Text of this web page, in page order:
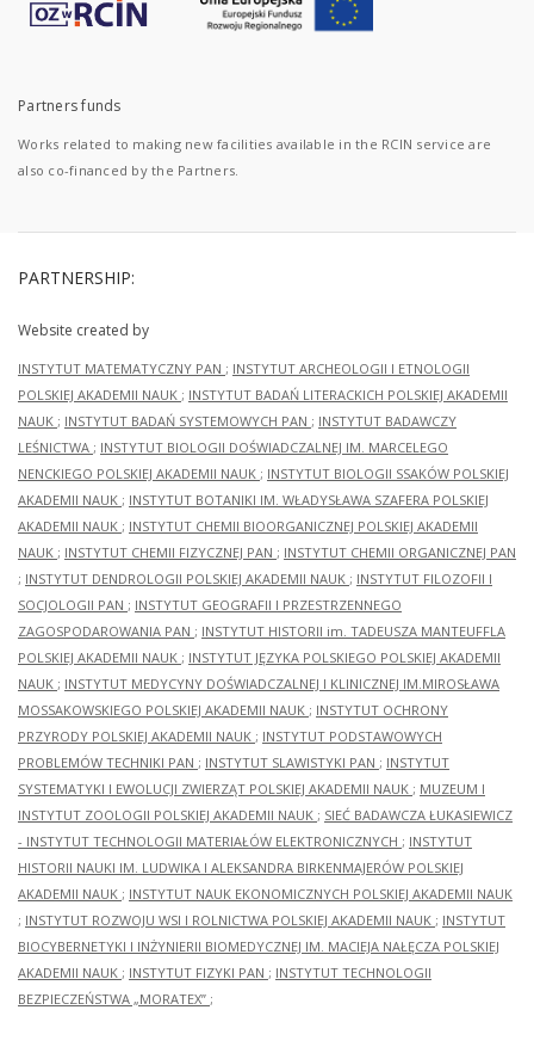
Partners funds
Works related to making new facilities available in the RCIN service are
also co-financed by the Partners.
PARTNERSHIP:
Website created by
INSTYTUT MATEMATYCZNY PAN ; INSTYTUT ARCHEOLOGII I ETNOLOGII
POLSKIEJ AKADEMII NAUK ; INSTYTUT BADAŃ LITERACKICH POLSKIEJ AKADEMII
NAUK ; INSTYTUT BADAŃ SYSTEMOWYCH PAN ; INSTYTUT BADAWCZY
LEŚNICTWA ; INSTYTUT BIOLOGII DOŚWIADCZALNEJ IM. MARCELEGO
NENCKIEGO POLSKIEJ AKADEMII NAUK ; INSTYTUT BIOLOGII SSAKÓW POLSKIEJ
AKADEMII NAUK ; INSTYTUT BOTANIKI IM. WŁADYSŁAWA SZAFERA POLSKIEJ
AKADEMII NAUK ; INSTYTUT CHEMII BIOORGANICZNEJ POLSKIEJ AKADEMII
NAUK ; INSTYTUT CHEMII FIZYCZNEJ PAN ; INSTYTUT CHEMII ORGANICZNEJ PAN
; INSTYTUT DENDROLOGII POLSKIEJ AKADEMII NAUK ; INSTYTUT FILOZOFII I
SOCJOLOGII PAN ; INSTYTUT GEOGRAFII I PRZESTRZENNEGO
ZAGOSPODAROWANIA PAN ; INSTYTUT HISTORII im. TADEUSZA MANTEUFFLA
POLSKIEJ AKADEMII NAUK ; INSTYTUT JĘZYKA POLSKIEGO POLSKIEJ AKADEMII
NAUK ; INSTYTUT MEDYCYNY DOŚWIADCZALNEJ I KLINICZNEJ IM.MIROSŁAWA
MOSSAKOWSKIEGO POLSKIEJ AKADEMII NAUK ; INSTYTUT OCHRONY
PRZYRODY POLSKIEJ AKADEMII NAUK ; INSTYTUT PODSTAWOWYCH
PROBLEMÓW TECHNIKI PAN ; INSTYTUT SLAWISTYKI PAN ; INSTYTUT
SYSTEMATYKI I EWOLUCJI ZWIERZĄT POLSKIEJ AKADEMII NAUK ; MUZEUM I
INSTYTUT ZOOLOGII POLSKIEJ AKADEMII NAUK ; SIEĆ BADAWCZA ŁUKASIEWICZ
- INSTYTUT TECHNOLOGII MATERIAŁÓW ELEKTRONICZNYCH ; INSTYTUT
HISTORII NAUKI IM. LUDWIKA I ALEKSANDRA BIRKENMAJERÓW POLSKIEJ
AKADEMII NAUK ; INSTYTUT NAUK EKONOMICZNYCH POLSKIEJ AKADEMII NAUK
; INSTYTUT ROZWOJU WSI I ROLNICTWA POLSKIEJ AKADEMII NAUK ; INSTYTUT
BIOCYBERNETYKI I INŻYNIERII BIOMEDYCZNEJ IM. MACIEJA NAŁĘCZA POLSKIEJ
AKADEMII NAUK ; INSTYTUT FIZYKI PAN ; INSTYTUT TECHNOLOGII
BEZPIECZEŃSTWA „MORATEX” ;